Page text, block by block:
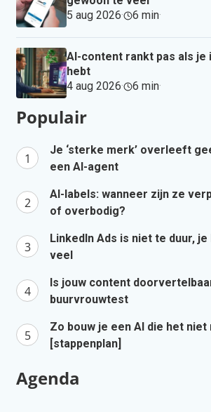
5 aug 2026· 6 min·
AI-content rankt pas als
hebt
4 aug 2026· 6 min·
Populair
Je ‘sterke merk’ overleeft
een AI-agent
AI-labels: wanneer zijn ze
of overbodig?
LinkedIn Ads is niet te duur,
veel
Is jouw content
buurvrouwtest
Zo bouw je een AI die het
[stappenplan]
Agenda